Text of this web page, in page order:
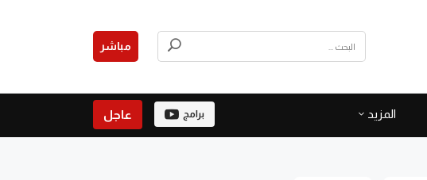
مباشر
المزيد برامج عاجل